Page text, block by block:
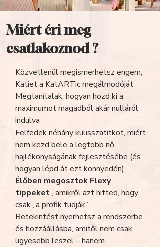
Miért éri meg
csatlakoznod ?
Közvetlenül megismerhetsz engem,
Katiet a KatARTic megálmodóját
Megtanítalak, hogyan hozd ki a
maximumot magadból akár nulláról
indulva
Felfedek néhány kulisszatitkot, miért
nem kezd bele a legtöbb nő
hajlékonyságának fejlesztésébe (és
hogyan lépd át ezt könnyedén)
Élőben megosztok Flexy
tippeket, amikről azt hitted, hogy
csak „a profik tudják”
Betekintést nyerhetsz a rendszerbe
és hozzáállásba, amitől nem csak
ügyesebb leszel – hanem